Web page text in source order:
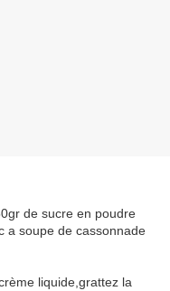
de sucre en poudre
a soupe de cassonnade
liquide,grattez la